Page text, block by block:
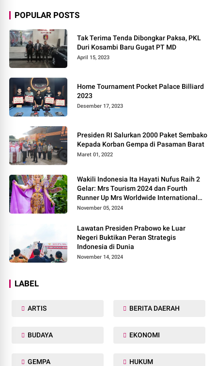
POPULAR POSTS
Tak Terima Tenda Dibongkar Paksa, PKL
Duri Kosambi Baru Gugat PT MD
April 15, 2023
Home Tournament Pocket Palace Billiard
2023
Desember 17, 2023
Presiden RI Salurkan 2000 Paket Sembako
Kepada Korban Gempa di Pasaman Barat
Maret 01, 2022
Wakili Indonesia Ita Hayati Nufus Raih 2
Gelar: Mrs Tourism 2024 dan Fourth
Runner Up Mrs Worldwide International
2024, di Pemilihan Mrs Worldwide 2024
November 05, 2024
Lawatan Presiden Prabowo ke Luar
Negeri Buktikan Peran Strategis
Indonesia di Dunia
November 14, 2024
LABEL
ARTIS BERITA DAERAH
BUDAYA EKONOMI
GEMPA HUKUM